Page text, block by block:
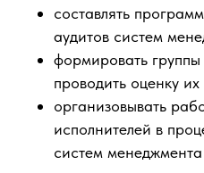
составлять
аудитов систем
формировать
проводить оценку
организовывать
исполнителей в
систем менеджмента